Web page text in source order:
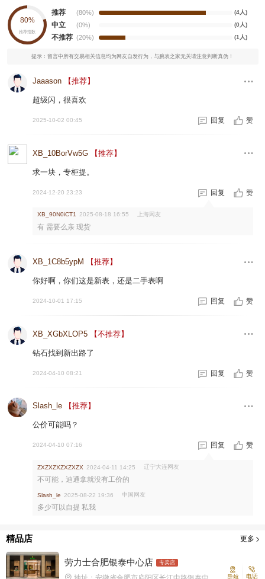
80%
推荐指数
推荐 (80%) (4人)
中立 (0%) (0人)
不推荐 (20%) (1人)
提示：留言中所有交易相关信息均为网友自发行为，与腕表之家无关请注意判断真伪！
Jaaason 【推荐】
超级闪，很喜欢
2025-10-02 00:45 回复 赞
XB_10BorVw5G 【推荐】
求一块，专柜提。
2024-12-20 23:23 回复 赞
XB_90N0iCT1 2025-08-18 16:55 上海网友
有 需要么亲 现货
XB_1C8b5ypM 【推荐】
你好啊，你们这是新表，还是二手表啊
2024-10-01 17:15 回复 赞
XB_XGbXLOP5 【不推荐】
钻石找到新出路了
2024-04-10 08:21 回复 赞
Slash_le 【推荐】
公价可能吗？
2024-04-10 07:16 回复 赞
ZXZXZXZXZXZX 2024-04-11 14:25 辽宁大连网友
不可能，迪通拿就没有工价的
Slash_le 2025-08-22 19:36 中国网友
多少可以自提 私我
精品店 更多
劳力士合肥银泰中心店 专卖店
导航 电话